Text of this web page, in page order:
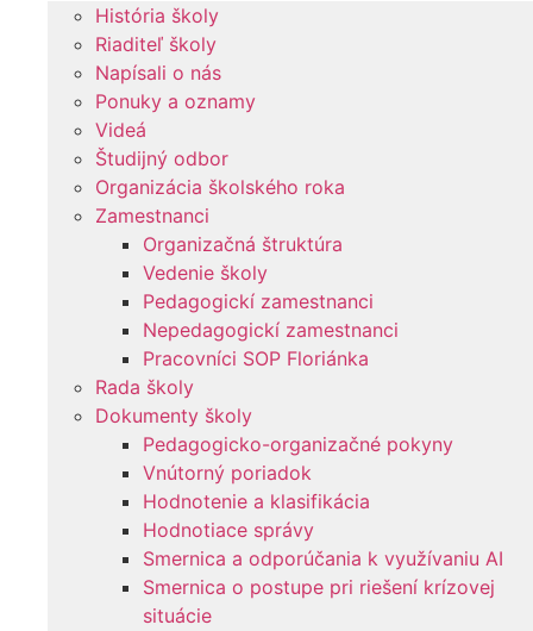
História školy
Riaditeľ školy
Napísali o nás
Ponuky a oznamy
Videá
Študijný odbor
Organizácia školského roka
Zamestnanci
Organizačná štruktúra
Vedenie školy
Pedagogickí zamestnanci
Nepedagogickí zamestnanci
Pracovníci SOP Floriánka
Rada školy
Dokumenty školy
Pedagogicko-organizačné pokyny
Vnútorný poriadok
Hodnotenie a klasifikácia
Hodnotiace správy
Smernica a odporúčania k využívaniu AI
Smernica o postupe pri riešení krízovej
situácie